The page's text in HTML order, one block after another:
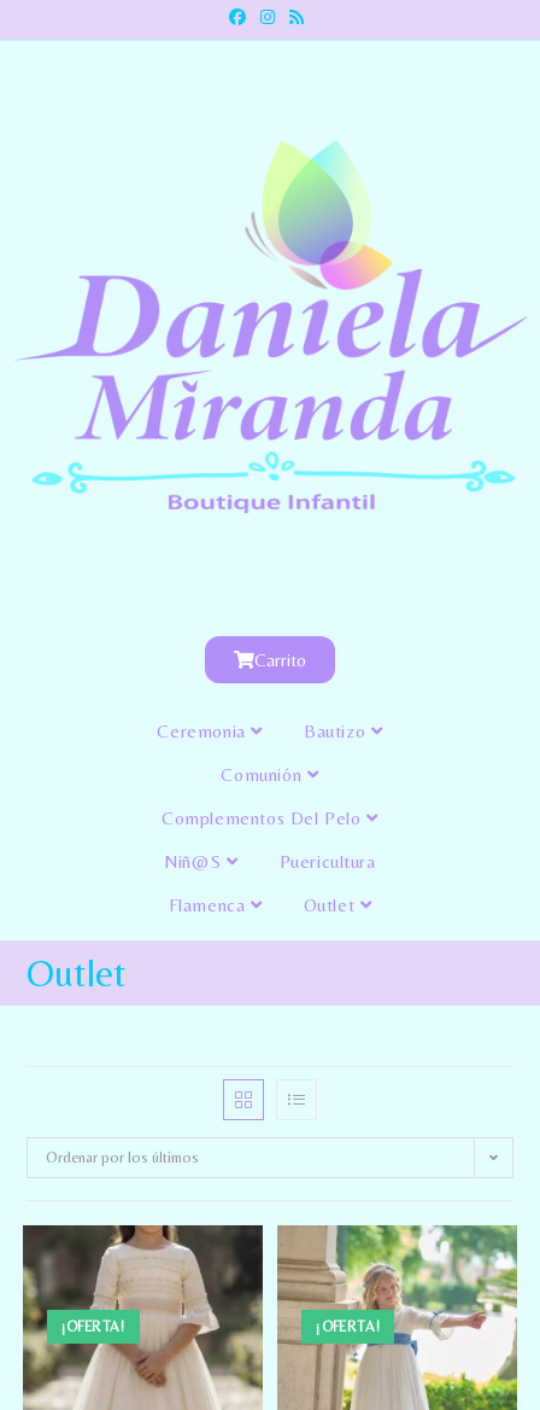
Carrito
Ceremonia Bautizo
Comunión
Complementos Del Pelo
Niñ@s Puericultura
Flamenca Outlet
Outlet
Ordenar por los últimos
¡OFERTA! ¡OFERTA!